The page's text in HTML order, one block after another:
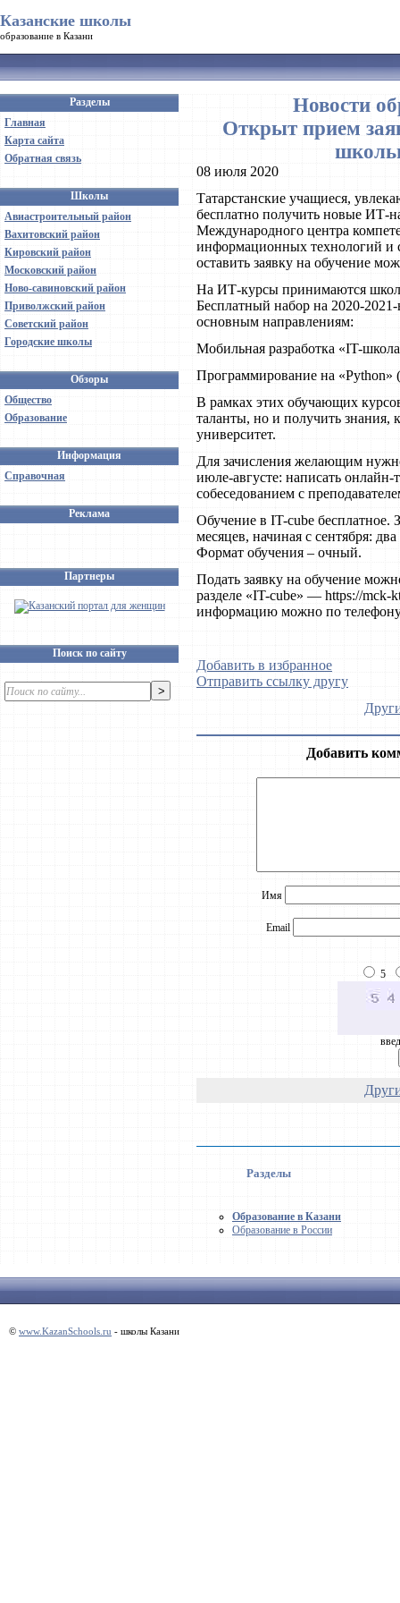
Казанские школы
образование в Казани
Разделы
Главная
Карта сайта
Обратная связь
Школы
Авиастроительный район
Вахитовский район
Кировский район
Московский район
Ново-савиновский район
Приволжский район
Советский район
Городские школы
Обзоры
Общество
Образование
Информация
Справочная
Реклама
Партнеры
Поиск по сайту
Новости
Открыт прием
08 июля 2020
Татарстанские учащиеся,
бесплатно получить новые ИТ-
Международного центра
информационных технологий и
оставить заявку на обучение
На ИТ-курсы принимаются
Бесплатный набор на 2020-
основным направлениям:
Мобильная разработка «IT-
Программирование на «Python»
В рамках этих обучающих
таланты, но и получить знания,
университет.
Для зачисления желающим
июле-августе: написать онлайн-
собеседованием с
Обучение в IT-cube бесплатное.
месяцев, начиная с сентября:
Формат обучения – очный.
Подать заявку на обучение
разделе «IT-cube» — https://
информацию можно по
Добавить в избранное
Отправить ссылку другу
Добавить
Имя
Email
5
Разделы
Образование в Казани
Образование в России
© www.KazanSchools.ru - школы Казани